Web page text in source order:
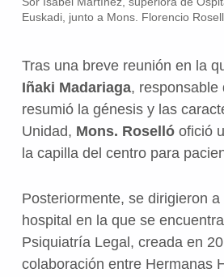
Euskadi, junto a Mons. Florencio
Tras una breve reunión en la
Iñaki Madariaga, responsable
resumió la génesis y las
Unidad, Mons. Rosellóofició
la capilla del centro para
Posteriormente, se dirigieron a
hospital en la que se
Psiquiatría Legal, creada en
colaboración entre Hermanas